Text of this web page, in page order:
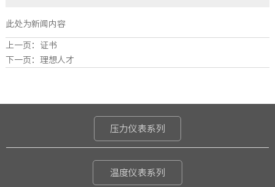
此处为新闻内容
上一页： 证书
下一页： 理想人才
压力仪表系列
温度仪表系列